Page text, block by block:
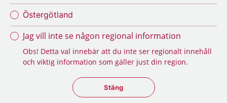
Östergötland
Jag vill inte se någon regional information
Obs! Detta val innebär att du inte ser regionalt innehåll
och viktig information som gäller just din region.
Stäng regionsväljaren
Stäng